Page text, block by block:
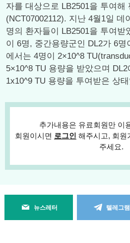
자를 대상으로 LB2501을 투여해
(NCT07002112). 지난 4월1일 데
명의 환자들이 LB2501을 투여받
이 6명, 중간용량군인 DL2가 6
에서는 4명이 2×10^8
5×10^8 TU 용량을 받았으며
1x10^9 TU 용량을 투여받은 상
추가내용은 유료회원만 이
회원이시면 로그인 해주시고, 회원
주세요.
뉴스레터 텔레그램